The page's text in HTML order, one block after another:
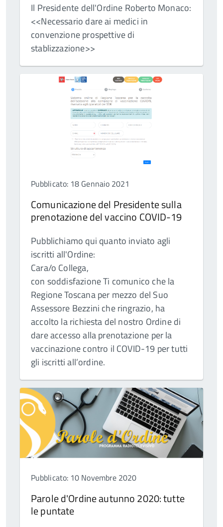
Il Presidente dell'Ordine Roberto Monaco:
<<Necessario dare ai medici in
convenzione prospettive di
stablizzazione>>
Pubblicato: 18 Gennaio 2021
Comunicazione del Presidente sulla
prenotazione del vaccino COVID-19
Pubblichiamo qui quanto inviato agli
iscritti all'Ordine:
Cara/o Collega,
con soddisfazione Ti comunico che la
Regione Toscana per mezzo del Suo
Assessore Bezzini che ringrazio, ha
accolto la richiesta del nostro Ordine di
dare accesso alla prenotazione per la
vaccinazione contro il COVID-19 per tutti
gli iscritti all’ordine.
Pubblicato: 10 Novembre 2020
Parole d'Ordine autunno 2020: tutte
le puntate